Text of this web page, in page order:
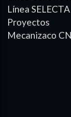
Línea SELECTA
Proyectos
Mecanizaco